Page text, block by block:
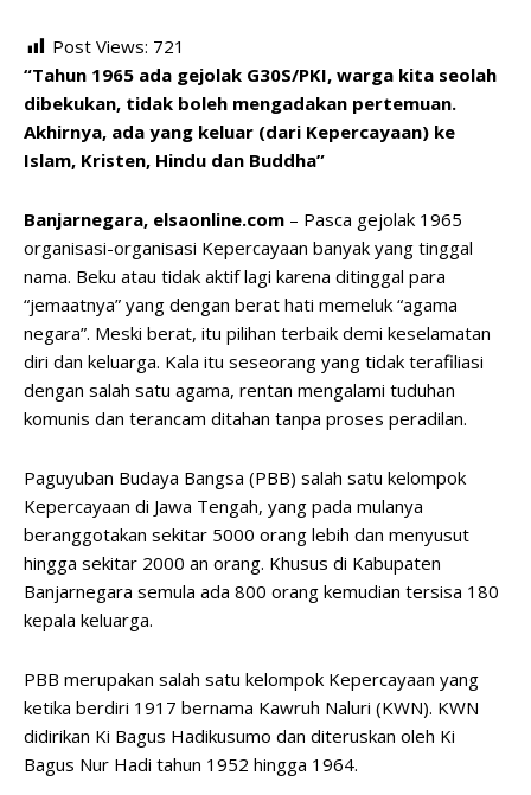
Post Views: 721
“Tahun 1965 ada gejolak G30S/PKI, warga kita seolah
dibekukan, tidak boleh mengadakan pertemuan.
Akhirnya, ada yang keluar (dari Kepercayaan) ke
Islam, Kristen, Hindu dan Buddha”
Banjarnegara, elsaonline.com – Pasca gejolak 1965
organisasi-organisasi Kepercayaan banyak yang tinggal
nama. Beku atau tidak aktif lagi karena ditinggal para
“jemaatnya” yang dengan berat hati memeluk “agama
negara”. Meski berat, itu pilihan terbaik demi keselamatan
diri dan keluarga. Kala itu seseorang yang tidak terafiliasi
dengan salah satu agama, rentan mengalami tuduhan
komunis dan terancam ditahan tanpa proses peradilan.
Paguyuban Budaya Bangsa (PBB) salah satu kelompok
Kepercayaan di Jawa Tengah, yang pada mulanya
beranggotakan sekitar 5000 orang lebih dan menyusut
hingga sekitar 2000 an orang. Khusus di Kabupaten
Banjarnegara semula ada 800 orang kemudian tersisa 180
kepala keluarga.
PBB merupakan salah satu kelompok Kepercayaan yang
ketika berdiri 1917 bernama Kawruh Naluri (KWN). KWN
didirikan Ki Bagus Hadikusumo dan diteruskan oleh Ki
Bagus Nur Hadi tahun 1952 hingga 1964.